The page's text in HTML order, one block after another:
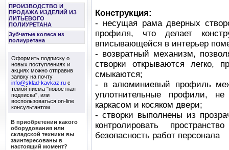
ПРОИЗВОДСТВО И
ПРОДАЖА ИЗДЕЛИЙ ИЗ
ЛИТЬЕВОГО
ПОЛИУРЕТАНА
Зубчатые колеса из
полиуретана
Оформить подписку о
новых поступлениях и
акциях можно отправив
заявку на почту
info@sklad-kavkaz.ruс
темой писма "новостная
подписка", или
воспользоваться on-line
консультантом
В приобретении какого
оборудования или
складской техники вы
заинтересованы в
настоящий момент?
Конструкция:
- несущая рама дверных
профиля, что делает
вписывающейся в интерьер
- возвратный механизм,
створки открываются легко,
смыкаются;
- в алюминиевый профиль
уплотнительные профили,
каркасом и косяком двери;
- створки выполнены из
контролировать
безопасность работ персонала